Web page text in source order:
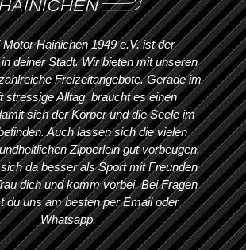
Hainichen 1949 e.V. ist der
deiner Stadt. Wir bieten mit unseren
Freizeitangebote. Gerade im
stressige Alltag, braucht es einen
sich der Körper und die Seele im
Auch lassen sich die vielen
Zipperlein gut vorbeugen.
da besser als Sport mit Freunden
dich und komm vorbei. Bei Fragen
du uns am besten per Email oder
Whatsapp.